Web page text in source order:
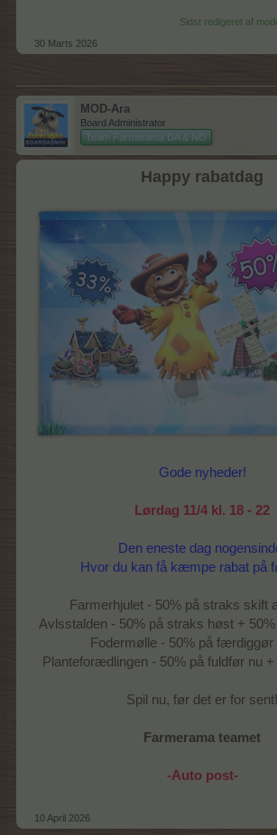
Sidst redigeret af
30 Marts 2026
MOD-Ara
Board Administrator
Team Farmerama DA & NO
Happy rabatdag
Gode nyheder!
Lørdag 11/4 kl. 18 - 22
Den eneste dag
Hvor du kan få kæmpe rabat på
Farmerhjulet - 50% på straks skift
Avlsstalden - 50% på straks høst +
Fodermølle - 50% på færdiggør
Planteforædlingen - 50% på fuldfør nu
Spil nu, før det er for sent!
Farmerama teamet
-Auto post-
10 April 2026